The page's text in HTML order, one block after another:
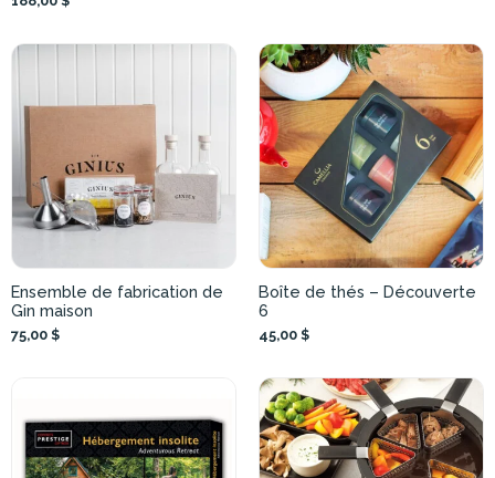
Ensemble de fabrication de
Gin maison
75,00 $
Boîte de thés – Découverte
6
45,00 $